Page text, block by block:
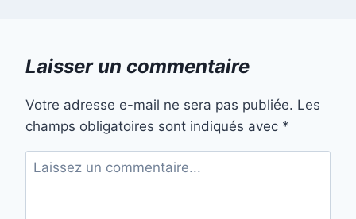
Laisser un commentaire
Votre adresse e-mail ne sera pas publiée. Les
champs obligatoires sont indiqués avec *